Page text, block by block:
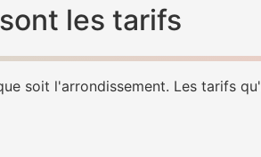
les tarifs
soit l'arrondissement. Les tarifs